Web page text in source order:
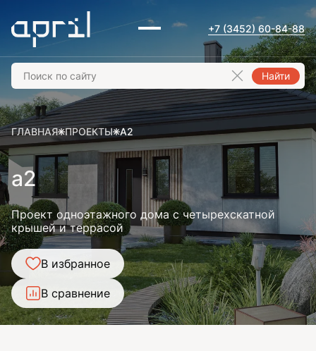
+7 (3452) 60-84-88
Найти
ГЛАВНАЯ ПРОЕКТЫ A2
a2
Проект одноэтажного дома с четырехскатной
крышей и террасой
В избранное
В сравнение